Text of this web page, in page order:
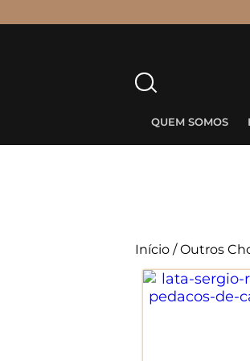
Pesquisar
por:
QUEM SOMOS
Início /Outros